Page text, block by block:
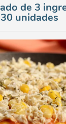
de 3
unidades